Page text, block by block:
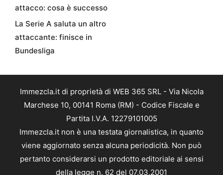
attacco: cosa è successo
La Serie A saluta un altro
attaccante: finisce in
Bundesliga
Immezcla.it di proprietà di WEB 365 SRL - Via Nicola
Marchese 10, 00141 Roma (RM) - Codice Fiscale e
Partita I.V.A. 12279101005
Immezcla.it non è una testata giornalistica, in quanto
viene aggiornato senza alcuna periodicità. Non può
pertanto considerarsi un prodotto editoriale ai sensi
della legge n. 62 del 07.03.2001